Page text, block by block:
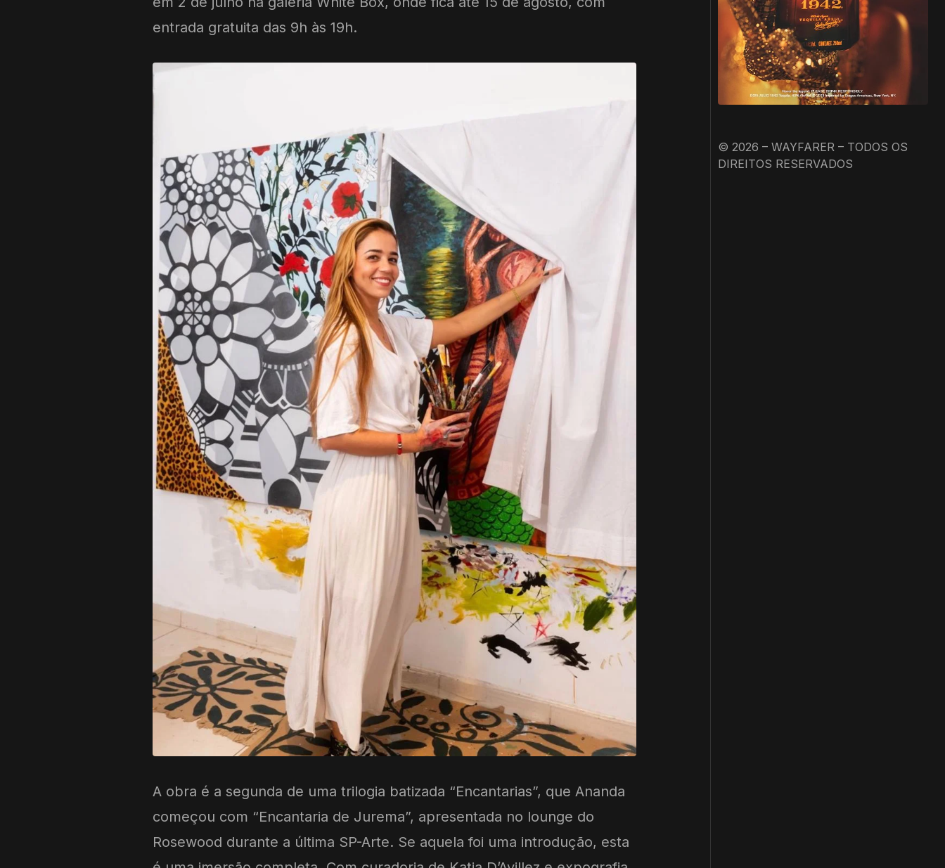
entrada gratuita das 9h às 19h.
A obra é a segunda de uma trilogia batizada “Encantarias”, que Ananda
começou com “Encantaria de Jurema”, apresentada no lounge do
Rosewood durante a última SP-Arte. Se aquela foi uma introdução, esta
© 2026 – WAYFARER – TODOS OS
DIREITOS RESERVADOS